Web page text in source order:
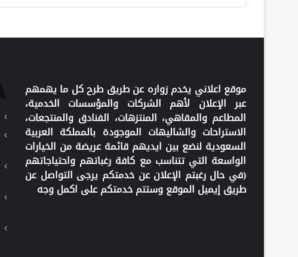
موقع اعلاني يخدم زواره عن طريق طرح كل ما يهمهم
عبر الإعلان لأهم الشركات والمؤسسات الخدمية،
المطاعم والمقاهي، المنتزهات، الفنادق والمنتجعات،
الاستراحات والشاليهات الموجودة بالمملكة العربية
السعودية لنضع بين ايديهم قائمة عريضة من الخيارات
الواسعة التي تتناسب مع كافة رغباتهم واحتياجاتهم
(في حال رغبتم الإعلان عن خدمتكم يرجى التواصل عن
طريق إيميل الموقع وستتم خدمتكم على اكمل وجه